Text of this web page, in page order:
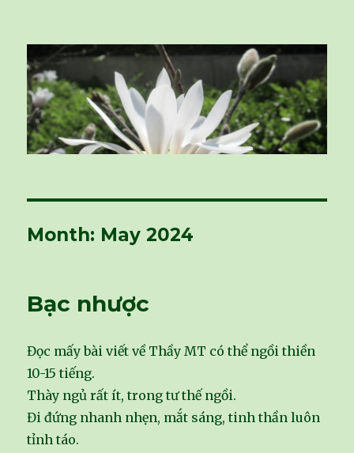
vivu-room
Month: May 2024
Bạc nhược
Đọc mấy bài viết về Thầy MT có thể ngồi thiền
10-15 tiếng.
Thày ngủ rất ít, trong tư thế ngồi.
Đi đứng nhanh nhẹn, mắt sáng, tinh thần luôn
tỉnh táo.